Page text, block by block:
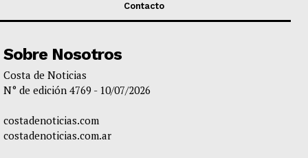
Contacto
Sobre Nosotros
Costa de Noticias
N° de edición 4769 - 10/07/2026
costadenoticias.com
costadenoticias.com.ar